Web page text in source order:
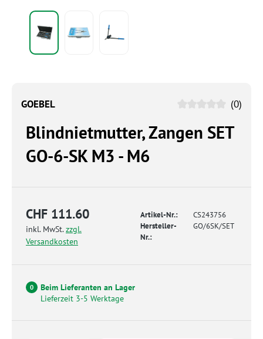
GOEBEL (0)
Blindnietmutter, Zangen SET
GO-6-SK M3 - M6
CHF 111.60
inkl. MwSt.zzgl.
Versandkosten
Artikel-Nr.:
CS243756
Hersteller-
Nr.:
GO/6SK/SET
0
Beim Lieferanten an Lager
Lieferzeit 3-5 Werktage